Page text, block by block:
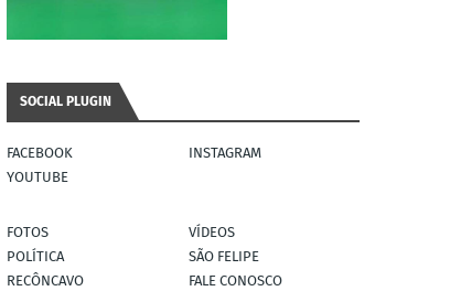
SOCIAL PLUGIN
FACEBOOK
INSTAGRAM
YOUTUBE
FOTOS
VÍDEOS
POLÍTICA
SÃO FELIPE
RECÔNCAVO
FALE CONOSCO